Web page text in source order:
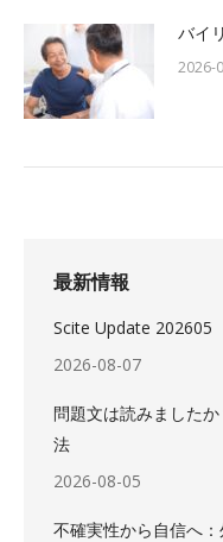
バイ
2026-
最新情報
Scite Update 202605
2026-08-07
問題文は読みました
法
2026-08-05
不確実性から自信へ